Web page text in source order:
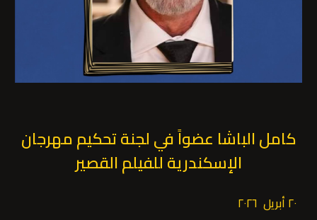
كامل الباشا عضواً في لجنة تحكيم مهرجان
الإسكندرية للفيلم القصير
٢٠ أبريل ٢٠٢٦